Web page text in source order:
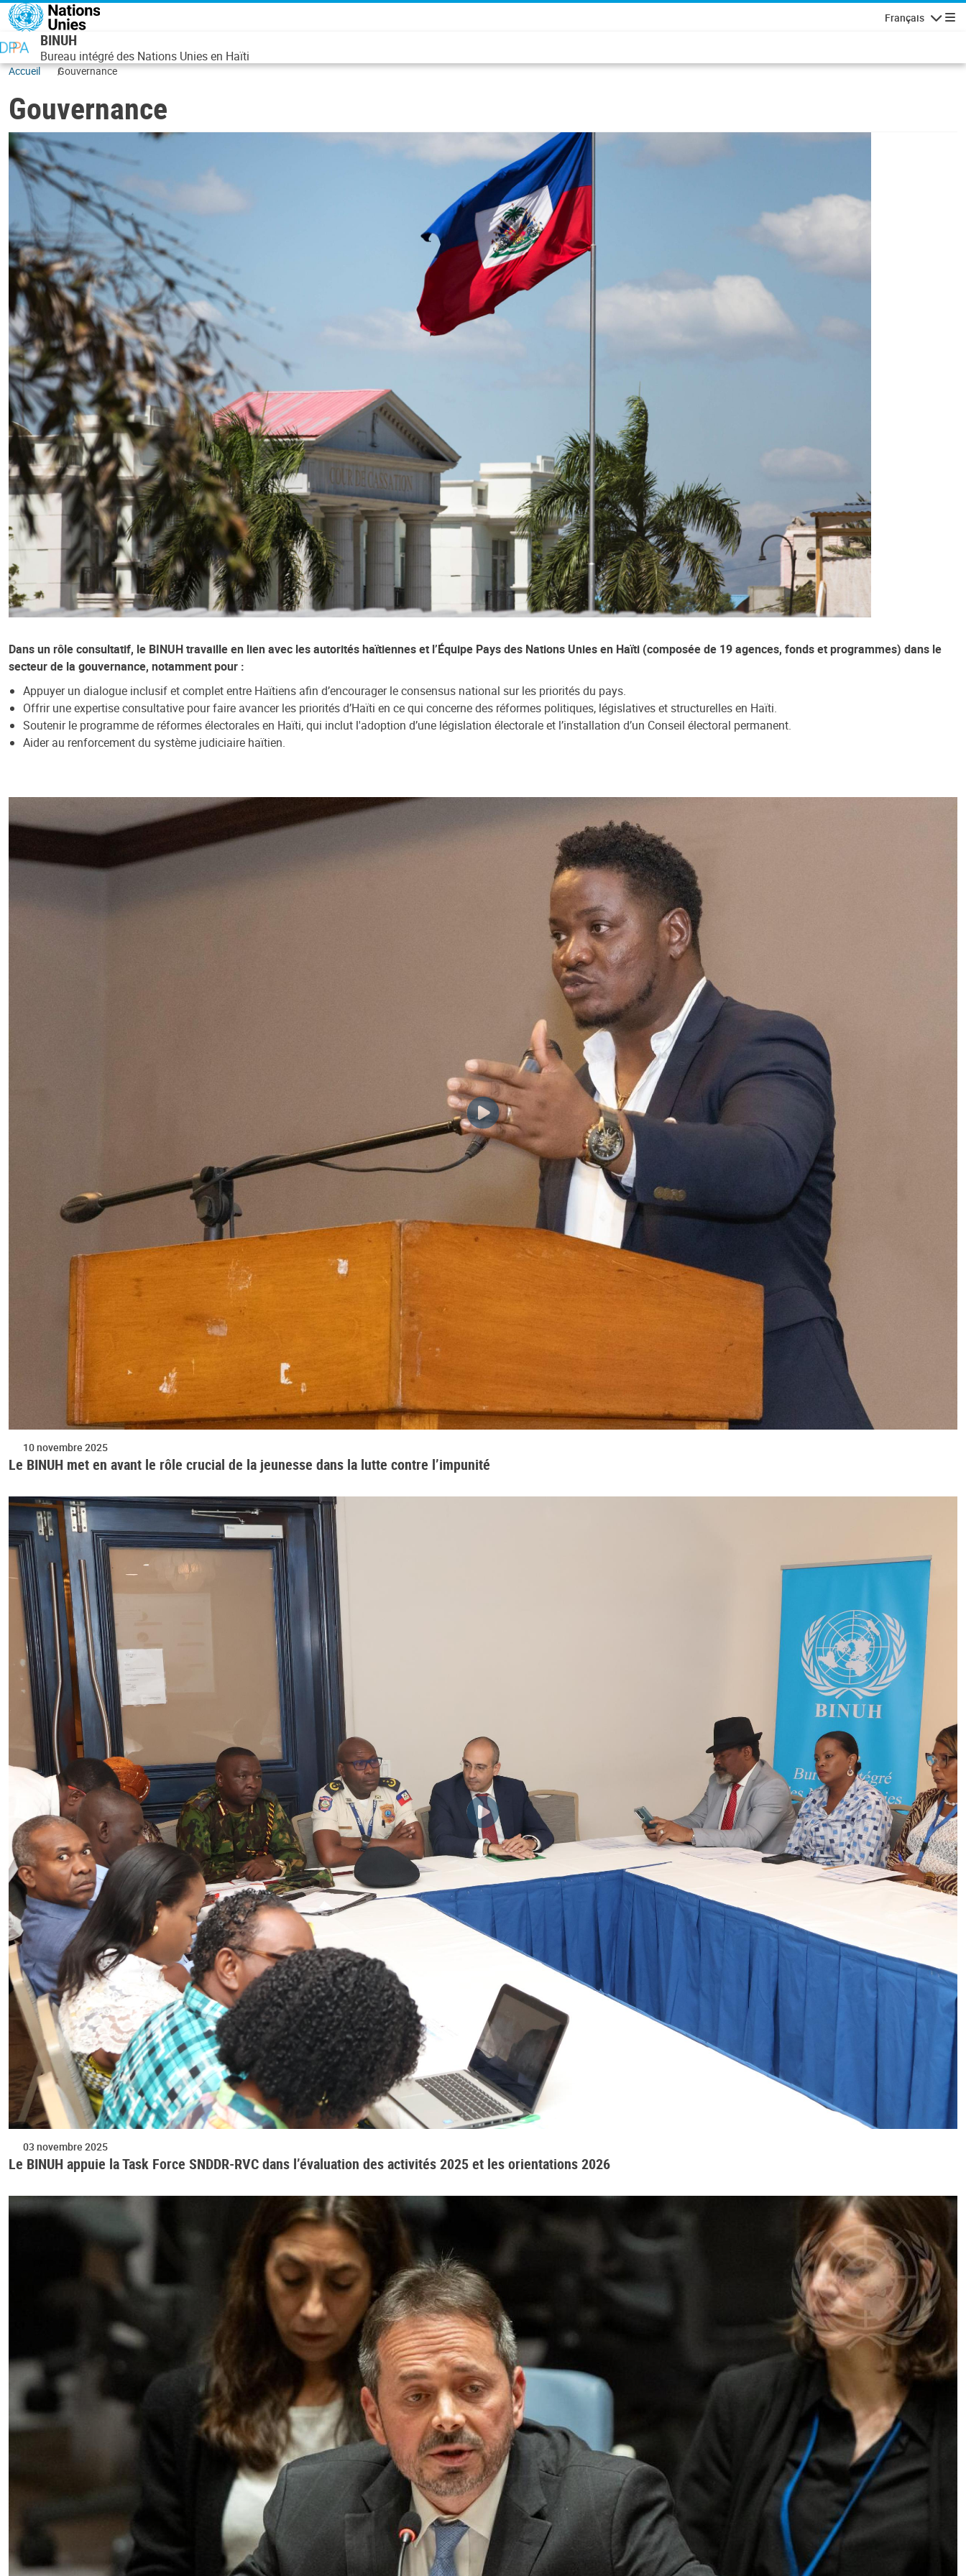
Aller au contenu principal
Français
BINUH
Bureau intégré des Nations Unies en Haïti
Accueil Gouvernance
Gouvernance
Dans un rôle consultatif, le BINUH travaille en lien avec les autorités haïtiennes et l’Équipe Pays des Nations Unies en Haïti (composée de 19 agences, fonds et programmes) dans le
secteur de la gouvernance, notamment pour :
Appuyer un dialogue inclusif et complet entre Haïtiens afin d’encourager le consensus national sur les priorités du pays.
Offrir une expertise consultative pour faire avancer les priorités d’Haïti en ce qui concerne des réformes politiques, législatives et structurelles en Haïti.
Soutenir le programme de réformes électorales en Haïti, qui inclut l'adoption d’une législation électorale et l’installation d’un Conseil électoral permanent.
Aider au renforcement du système judiciaire haïtien.
10 novembre 2025
Le BINUH met en avant le rôle crucial de la jeunesse dans la lutte contre l’impunité
03 novembre 2025
Le BINUH appuie la Task Force SNDDR-RVC dans l’évaluation des activités 2025 et les orientations 2026